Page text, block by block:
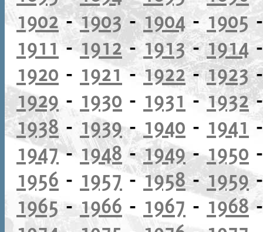
1902-1903-1904- 1905
1911 -1912- 1913-1914
1920 - 1921-1922-1923
1929 - 1930 - 1931 -1932
1938 - 1939- 1940 - 1941
1947- 1948-1949-1950
1956 - 1957-1958-1959
1965- 1966 - 1967 -1968